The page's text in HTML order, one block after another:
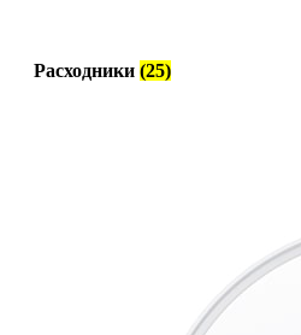
Расходники (25)